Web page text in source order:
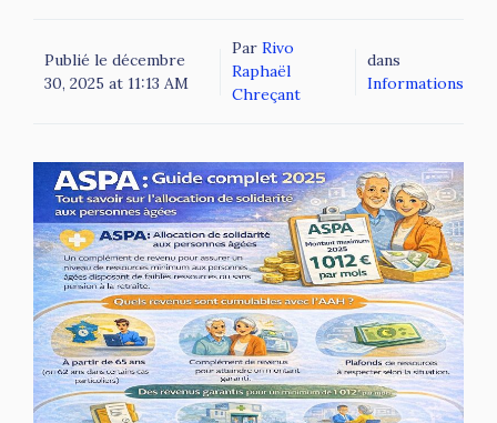
Publié le décembre
30, 2025 at 11:13 AM
Par Rivo
Raphaël
Chreçant
dans
Informations